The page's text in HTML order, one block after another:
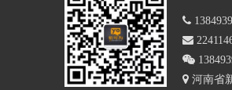



 河南省